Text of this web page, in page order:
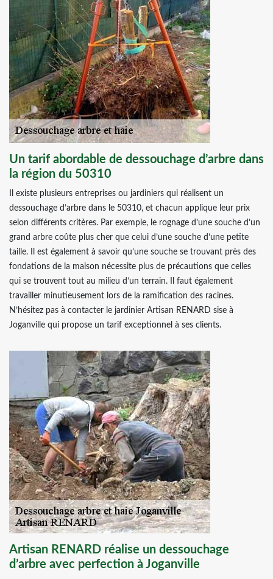
Un tarif abordable de dessouchage d’arbre dans
la région du 50310
Il existe plusieurs entreprises ou jardiniers qui réalisent un
dessouchage d’arbre dans le 50310, et chacun applique leur prix
selon différents critères. Par exemple, le rognage d’une souche d’un
grand arbre coûte plus cher que celui d’une souche d’une petite
taille. Il est également à savoir qu’une souche se trouvant près des
fondations de la maison nécessite plus de précautions que celles
qui se trouvent tout au milieu d’un terrain. Il faut également
travailler minutieusement lors de la ramification des racines.
N’hésitez pas à contacter le jardinier Artisan RENARD sise à
Joganville qui propose un tarif exceptionnel à ses clients.
Artisan RENARD réalise un dessouchage
d’arbre avec perfection à Joganville